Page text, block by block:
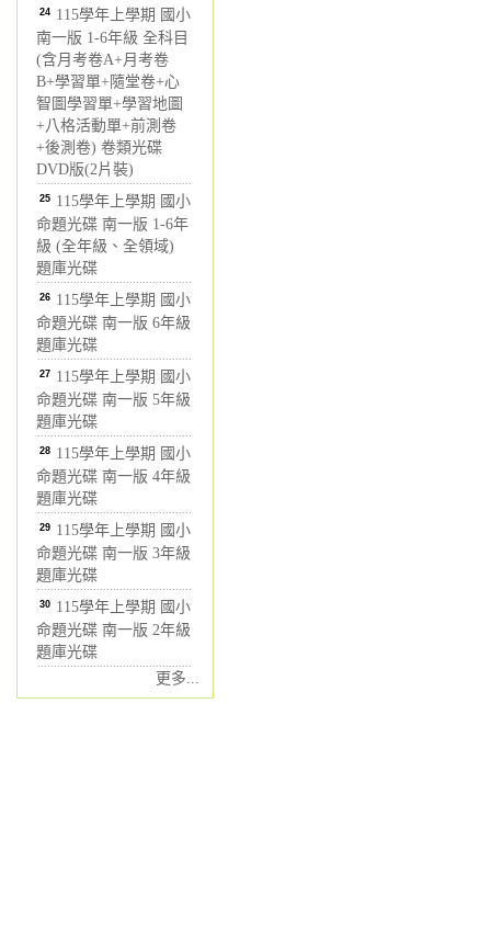
24 115學年上學期 國小
南一版 1-6年級 全科目
(含月考卷A+月考卷
B+學習單+隨堂卷+心
智圖學習單+學習地圖
+八格活動單+前測卷
+後測卷) 卷類光碟
DVD版(2片裝)
25 115學年上學期 國小
命題光碟 南一版 1-6年
級 (全年級、全領域)
題庫光碟
26 115學年上學期 國小
命題光碟 南一版 6年級
題庫光碟
27 115學年上學期 國小
命題光碟 南一版 5年級
題庫光碟
28 115學年上學期 國小
命題光碟 南一版 4年級
題庫光碟
29 115學年上學期 國小
命題光碟 南一版 3年級
題庫光碟
30 115學年上學期 國小
命題光碟 南一版 2年級
題庫光碟
更多...